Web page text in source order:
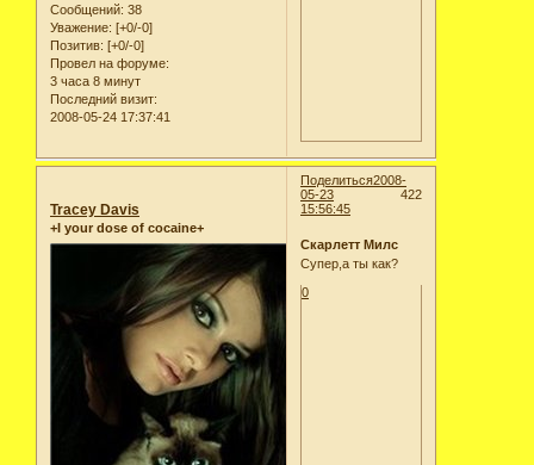
Сообщений: 38
Уважение: [+0/-0]
Позитив: [+0/-0]
Провел на форуме:
3 часа 8 минут
Последний визит:
2008-05-24 17:37:41
Поделиться
422
2008-
05-23
15:56:45
Tracey Davis
+I your dose of cocaine+
Скарлетт Милс
Супер,а ты как?
0